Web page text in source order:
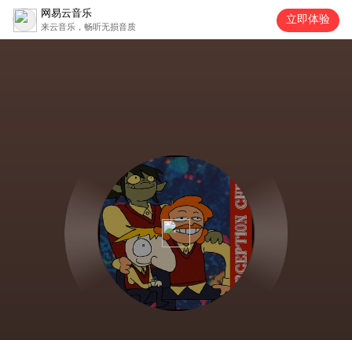
网易云音乐
来云音乐，畅听无损音质
立即体验